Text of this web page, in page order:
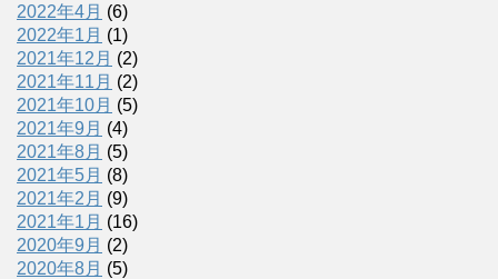
2022年4月 (6)
2022年1月 (1)
2021年12月 (2)
2021年11月 (2)
2021年10月 (5)
2021年9月 (4)
2021年8月 (5)
2021年5月 (8)
2021年2月 (9)
2021年1月 (16)
2020年9月 (2)
2020年8月 (5)